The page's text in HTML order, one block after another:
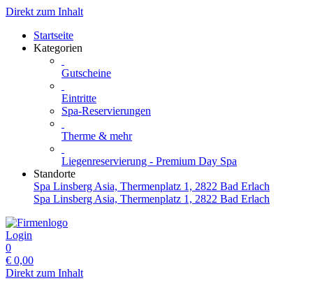
Direkt zum Inhalt
Startseite
Kategorien
Gutscheine
Eintritte
Spa-Reservierungen
Therme & mehr
Liegenreservierung - Premium Day Spa
Standorte
Spa Linsberg Asia, Thermenplatz 1, 2822 Bad Erlach
Spa Linsberg Asia, Thermenplatz 1, 2822 Bad Erlach
Login
0
€ 0,00
Direkt zum Inhalt